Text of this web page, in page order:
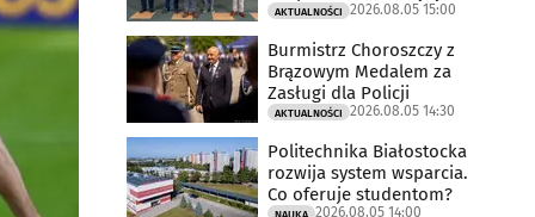
AKTUALNOŚCI 2026.08.05 15:00
Burmistrz Choroszczy z
Brązowym Medalem za
Zasługi dla Policji
AKTUALNOŚCI 2026.08.05 14:30
Politechnika Białostocka
rozwija system wsparcia.
Co oferuje studentom?
NAUKA 2026.08.05 14:00